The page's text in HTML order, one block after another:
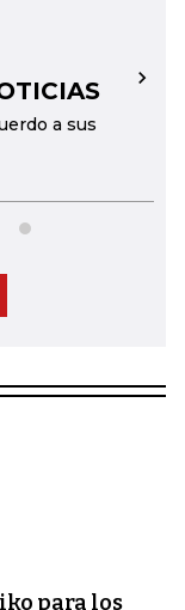
a sus
→
para los